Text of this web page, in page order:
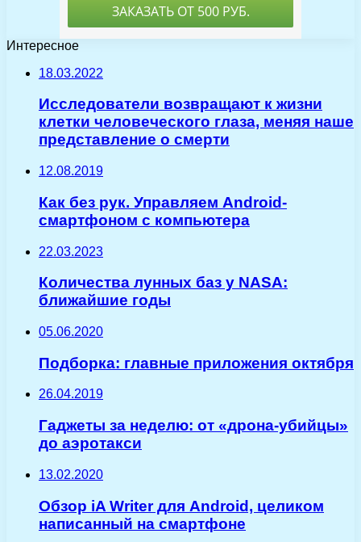
Интересное
18.03.2022
Исследователи возвращают к жизни
клетки человеческого глаза, меняя наше
представление о смерти
12.08.2019
Как без рук. Управляем Android-
смартфоном с компьютера
22.03.2023
Количества лунных баз у NASA:
ближайшие годы
05.06.2020
Подборка: главные приложения октября
26.04.2019
Гаджеты за неделю: от «дрона-убийцы»
до аэротакси
13.02.2020
Обзор iA Writer для Android, целиком
написанный на смартфоне